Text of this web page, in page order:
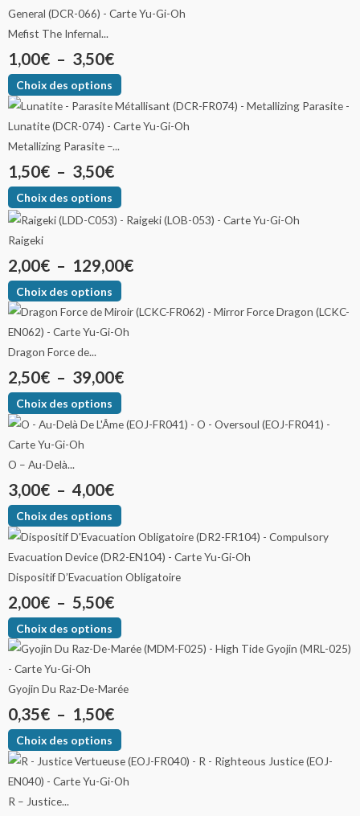
Mefist The Infernal...
1,00€ – 3,50€
Choix des options
Metallizing Parasite –...
1,50€ – 3,50€
Choix des options
Raigeki
2,00€ – 129,00€
Choix des options
Dragon Force de...
2,50€ – 39,00€
Choix des options
O – Au-Delà...
3,00€ – 4,00€
Choix des options
Dispositif D’Evacuation Obligatoire
2,00€ – 5,50€
Choix des options
Gyojin Du Raz-De-Marée
0,35€ – 1,50€
Choix des options
R – Justice...